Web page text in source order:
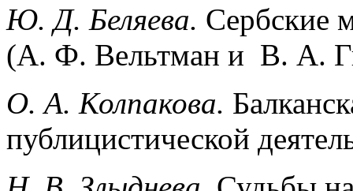
Ю. Д. Беляева. Сербские
(А. Ф. Вельтман и В. А.
О. А. Колпакова.
публицистической